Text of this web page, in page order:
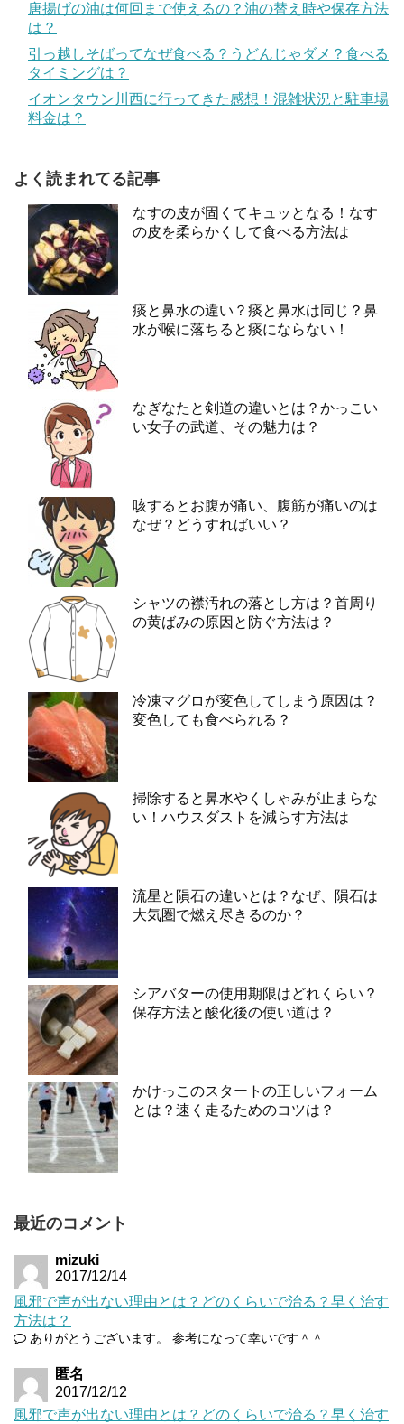
唐揚げの油は何回まで使えるの？油の替え時や保存方法
は？
引っ越しそばってなぜ食べる？うどんじゃダメ？食べる
タイミングは？
イオンタウン川西に行ってきた感想！混雑状況と駐車場
料金は？
よく読まれてる記事
なすの皮が固くてキュッとなる！なす
の皮を柔らかくして食べる方法は
痰と鼻水の違い？痰と鼻水は同じ？鼻
水が喉に落ちると痰にならない！
なぎなたと剣道の違いとは？かっこい
い女子の武道、その魅力は？
咳するとお腹が痛い、腹筋が痛いのは
なぜ？どうすればいい？
シャツの襟汚れの落とし方は？首周り
の黄ばみの原因と防ぐ方法は？
冷凍マグロが変色してしまう原因は？
変色しても食べられる？
掃除すると鼻水やくしゃみが止まらな
い！ハウスダストを減らす方法は
流星と隕石の違いとは？なぜ、隕石は
大気圏で燃え尽きるのか？
シアバターの使用期限はどれくらい？
保存方法と酸化後の使い道は？
かけっこのスタートの正しいフォーム
とは？速く走るためのコツは？
最近のコメント
mizuki
2017/12/14
風邪で声が出ない理由とは？どのくらいで治る？早く治す
方法は？
ありがとうございます。 参考になって幸いです＾＾
匿名
2017/12/12
風邪で声が出ない理由とは？どのくらいで治る？早く治す